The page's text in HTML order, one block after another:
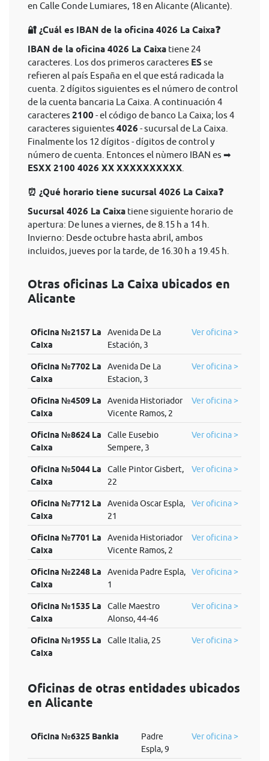
en Calle Conde Lumiares, 18 en Alicante (Alicante).
🔐 ¿Cuál es IBAN de la oficina 4026 La Caixa❓
IBAN de la oficina 4026 La Caixa tiene 24
caracteres. Los dos primeros caracteres ES se
refieren al país España en el que está radicada la
cuenta. 2 dígitos siguientes es el número de control
de la cuenta bancaria La Caixa. A continuación 4
caracteres 2100 - el código de banco La Caixa; los 4
caracteres siguientes 4026 - sucursal de La Caixa.
Finalmente los 12 dígitos - dígitos de control y
número de cuenta. Entonces el nùmero IBAN es ➡
ESXX 2100 4026 XX XXXXXXXXXX
⏰ ¿Qué horario tiene sucursal 4026 La Caixa❓
Sucursal 4026 La Caixa tiene siguiente horario de
apertura: De lunes a viernes, de 8.15 h a 14 h.
Invierno: Desde octubre hasta abril, ambos
incluidos, jueves por la tarde, de 16.30 h a 19.45 h.
Otras oficinas La Caixa ubicados en
Alicante
Oficina №2157 La
Caixa
Avenida De La
Estación, 3
Ver oficina >
Oficina №7702 La
Caixa
Avenida De La
Estacion, 3
Ver oficina >
Oficina №4509 La
Caixa
Avenida Historiador
Vicente Ramos, 2
Ver oficina >
Oficina №8624 La
Caixa
Calle Eusebio
Sempere, 3
Ver oficina >
Oficina №5044 La
Caixa
Calle Pintor Gisbert,
22
Ver oficina >
Oficina №7712 La
Caixa
Avenida Oscar Espla,
21
Ver oficina >
Oficina №7701 La
Caixa
Avenida Historiador
Vicente Ramos, 2
Ver oficina >
Oficina №2248 La
Caixa
Avenida Padre Espla,
1
Ver oficina >
Oficina №1535 La
Caixa
Calle Maestro
Alonso, 44-46
Ver oficina >
Oficina №1955 La
Caixa
Calle Italia, 25 Ver oficina >
Oficinas de otras entidades ubicados
en Alicante
Oficina №6325 Bankia
Padre
Espla, 9
Ver oficina >